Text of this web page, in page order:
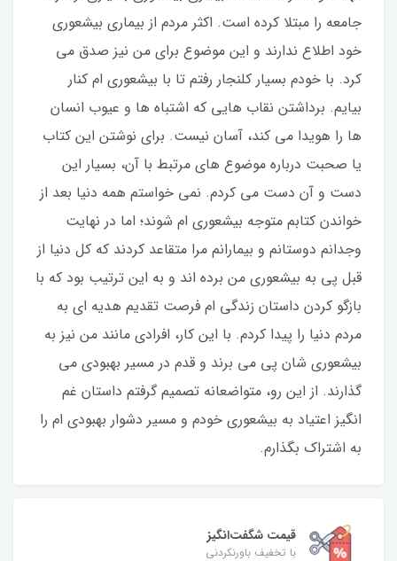
جامعه را مبتلا کرده است. اکثر مردم از بیماری بیشعوری
خود اطلاع ندارند و این موضوع برای من نیز صدق می
کرد. با خودم بسیار کلنجار رفتم تا با بیشعوری ام کنار
بیایم. برداشتن نقاب هایی که اشتباه ها و عیوب انسان
ها را هویدا می کند، آسان نیست. برای نوشتن این کتاب
یا صحبت درباره موضوع های مرتبط با آن، بسیار این
دست و آن دست می کردم. نمی خواستم همه دنیا بعد از
خواندن کتابم متوجه بیشعوری ام شوند؛ اما در نهایت
وجدانم دوستانم و بیمارانم مرا متقاعد کردند که کل دنیا از
قبل پی به بیشعوری من برده اند و به این ترتیب بود که با
بازگو کردن داستان زندگی ام فرصت تقديم هدیه ای به
مردم دنیا را پیدا کردم. با این کار، افرادی مانند من نیز به
بیشعوری شان پی می برند و قدم در مسیر بهبودی می
گذارند. از این رو، متواضعانه تصمیم گرفتم داستان غم
انگیز اعتیاد به بیشعوری خودم و مسیر دشوار بهبودی ام را
به اشتراک بگذارم.
قیمت شگفت‌انگیز
با تخفیف باورنکردنی